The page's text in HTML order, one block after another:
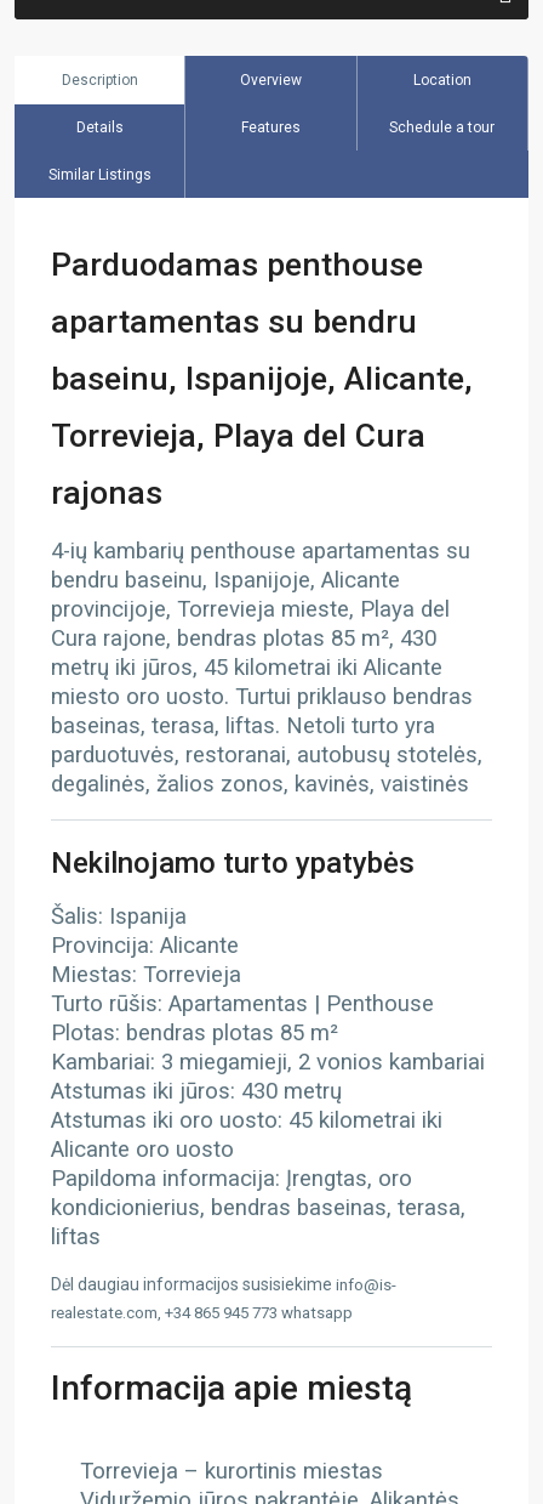
Description Overview Location
Details Features Schedule a tour
Similar Listings
Parduodamas penthouse
apartamentas su bendru
baseinu, Ispanijoje, Alicante,
Torrevieja, Playa del Cura
rajonas
4-ių kambarių penthouse apartamentas su
bendru baseinu, Ispanijoje, Alicante
provincijoje, Torrevieja mieste, Playa del
Cura rajone, bendras plotas 85 m², 430
metrų iki jūros, 45 kilometrai iki Alicante
miesto oro uosto. Turtui priklauso bendras
baseinas, terasa, liftas. Netoli turto yra
parduotuvės, restoranai, autobusų stotelės,
degalinės, žalios zonos, kavinės, vaistinės
Nekilnojamo turto ypatybės
Šalis: Ispanija
Provincija: Alicante
Miestas: Torrevieja
Turto rūšis: Apartamentas | Penthouse
Plotas: bendras plotas 85 m²
Kambariai: 3 miegamieji, 2 vonios kambariai
Atstumas iki jūros: 430 metrų
Atstumas iki oro uosto: 45 kilometrai iki
Alicante oro uosto
Papildoma informacija: Įrengtas, oro
kondicionierius, bendras baseinas, terasa,
liftas
Dėl daugiau informacijos susisiekime info@is-
realestate.com, +34 865 945 773 whatsapp
Informacija apie miestą
Torrevieja – kurortinis miestas